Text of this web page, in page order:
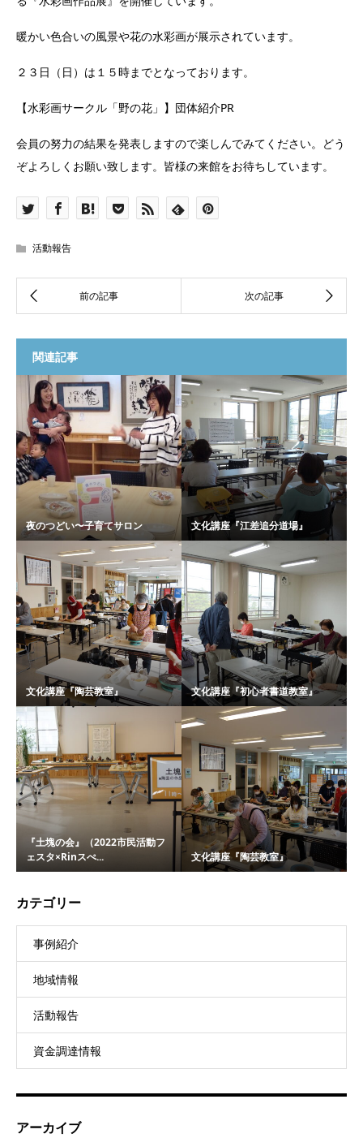
暖かい色合いの風景や花の水彩画が展示されています。
２３日（日）は１５時までとなっております。
【水彩画サークル「野の花」】団体紹介PR
会員の努力の結果を発表しますので楽しんでみてください。どう
ぞよろしくお願い致します。皆様の来館をお待ちしています。
活動報告
関連記事
夜のつどい〜子育てサロン 文化講座『江差追分道場』
文化講座『陶芸教室』 文化講座『初心者書道教室』
『土塊の会』（2022市民活動フ
ェスタ×Rinスぺ...
文化講座『陶芸教室』
カテゴリー
事例紹介
地域情報
活動報告
資金調達情報
アーカイブ